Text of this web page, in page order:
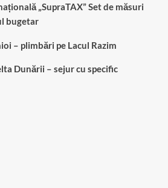
„SupraTAX” Set de măsuri
bugetar
– plimbări pe Lacul Razim
Dunării – sejur cu specific